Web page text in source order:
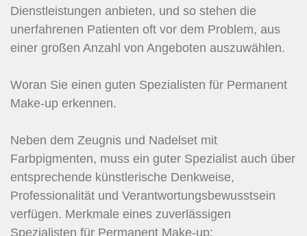
Dienstleistungen anbieten, und so stehen die
unerfahrenen Patienten oft vor dem Problem, aus
einer großen Anzahl von Angeboten auszuwählen.
Woran Sie einen guten Spezialisten für Permanent
Make-up erkennen.
Neben dem Zeugnis und Nadelset mit
Farbpigmenten, muss ein guter Spezialist auch über
entsprechende künstlerische Denkweise,
Professionalität und Verantwortungsbewusstsein
verfügen. Merkmale eines zuverlässigen
Spezialisten für Permanent Make-up: